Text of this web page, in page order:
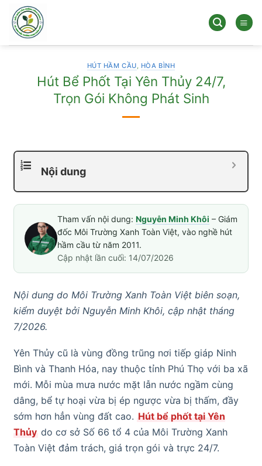
qua
dung
HÚT HẦM CẦU, HÒA BÌNH
Hút Bể Phốt Tại Yên Thủy 24/7,
Trọn Gói Không Phát Sinh
Nội dung
Tham vấn nội dung: Nguyễn Minh Khôi – Giám
đốc Môi Trường Xanh Toàn Việt, vào nghề hút
hầm cầu từ năm 2011.
Cập nhật lần cuối: 14/07/2026
Nội dung do Môi Trường Xanh Toàn Việt biên soạn,
kiểm duyệt bởi Nguyễn Minh Khôi, cập nhật tháng
7/2026.
Yên Thủy cũ là vùng đồng trũng nơi tiếp giáp Ninh
Bình và Thanh Hóa, nay thuộc tỉnh Phú Thọ với ba xã
mới. Mỗi mùa mưa nước mặt lẫn nước ngầm cùng
dâng, bể tự hoại vừa bị ép ngược vừa bị thấm, đầy
sớm hơn hẳn vùng đất cao. Hút bể phốt tại Yên
Thủy do cơ sở Số 66 tổ 4 của Môi Trường Xanh
Toàn Việt đảm trách, giá trọn gói và trực 24/7.